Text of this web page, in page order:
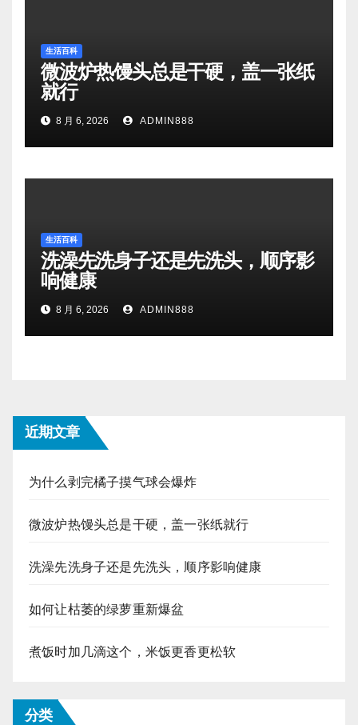
生活百科
微波炉热馒头总是干硬，盖一张纸
就行
8 月 6, 2026 ADMIN888
生活百科
洗澡先洗身子还是先洗头，顺序影
响健康
8 月 6, 2026 ADMIN888
近期文章
为什么剥完橘子摸气球会爆炸
微波炉热馒头总是干硬，盖一张纸就行
洗澡先洗身子还是先洗头，顺序影响健康
如何让枯萎的绿萝重新爆盆
煮饭时加几滴这个，米饭更香更松软
分类